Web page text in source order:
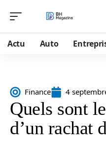
Actu Auto
Finance 4
Quels sont
d’un rachat